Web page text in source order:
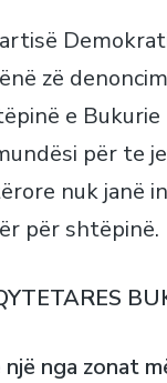
zë
e
për te
nuk janë
për shtëpinë.
nga zonat